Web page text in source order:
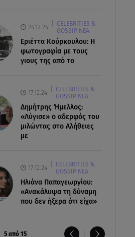
24.12.24
CELEBRITIES &
GOSSIP ΝΕΑ
Εριέττα Κούρκουλου: Η
φωτογραφία με τους
γιους της από το
17.12.24
CELEBRITIES &
GOSSIP ΝΕΑ
Δημήτρης Ήμελλος:
«Λύγισε» ο αδερφός του
μιλώντας στο Αλήθειες
με
17.12.24
CELEBRITIES &
GOSSIP ΝΕΑ
Ηλιάνα Παπαγεωργίου:
«Ανακάλυψα τη δύναμη
που δεν ήξερα ότι είχα»
5 από 15